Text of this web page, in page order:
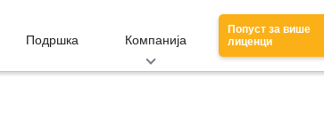
Подршка Компанија
Попуст за више
лиценци